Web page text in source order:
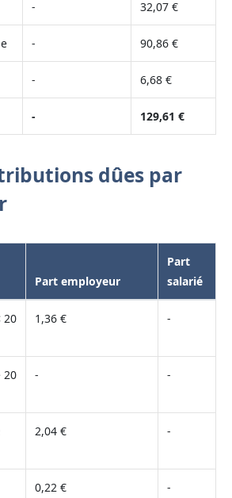
- 32,07 €
- 90,86 €
- 6,68 €
- 129,61 €
dûes par
Part employeur
Part
salarié
20
1,36 € -
20
- -
2,04 € -
0,22 € -